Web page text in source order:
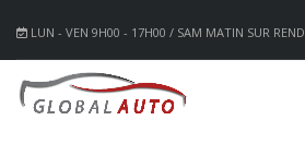
LUN - VEN 9H00 - 17H00 / SAM MATIN SUR